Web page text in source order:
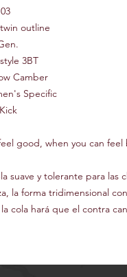
outline
3BT
Camber
Specific
good, when you can
suave y tolerante para las
la forma tridimensional
cola hará que el contra